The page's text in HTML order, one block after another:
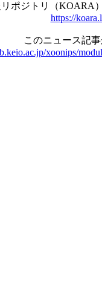
ポジトリ（KOARA
https://
このニュース記
xoonips/